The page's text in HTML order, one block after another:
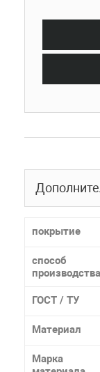
покрытие
способ
производства
ГОСТ / ТУ
Материал
Марка